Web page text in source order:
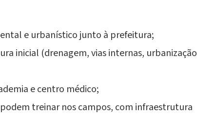
e urbanístico junto à prefeitura;
inicial (drenagem, vias internas, urbanização
e centro médico;
treinar nos campos, com infraestrutura